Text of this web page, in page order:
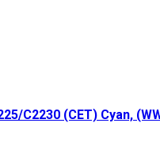
C2230 (CET) Cyan,